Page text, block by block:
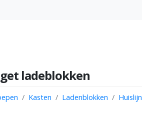
ladeblokken
Kasten Ladenblokken Huislijn